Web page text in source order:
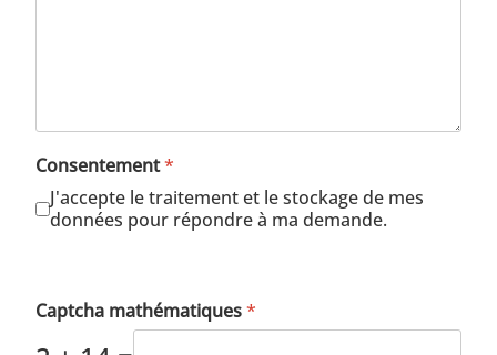
Consentement*
J'accepte le traitement et le stockage de mes
données pour répondre à ma demande.
Captcha mathématiques*